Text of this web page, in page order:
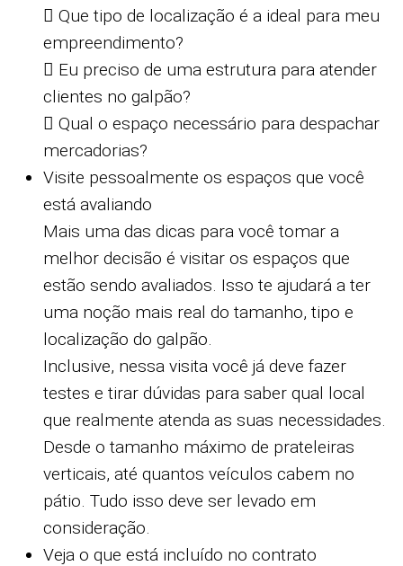
 Que tipo de localização é a ideal para meu
empreendimento?
 Eu preciso de uma estrutura para atender
clientes no galpão?
 Qual o espaço necessário para despachar
mercadorias?
Visite pessoalmente os espaços que você
está avaliando
Mais uma das dicas para você tomar a
melhor decisão é visitar os espaços que
estão sendo avaliados. Isso te ajudará a ter
uma noção mais real do tamanho, tipo e
localização do galpão.
Inclusive, nessa visita você já deve fazer
testes e tirar dúvidas para saber qual local
que realmente atenda as suas necessidades.
Desde o tamanho máximo de prateleiras
verticais, até quantos veículos cabem no
pátio. Tudo isso deve ser levado em
consideração.
Veja o que está incluído no contrato